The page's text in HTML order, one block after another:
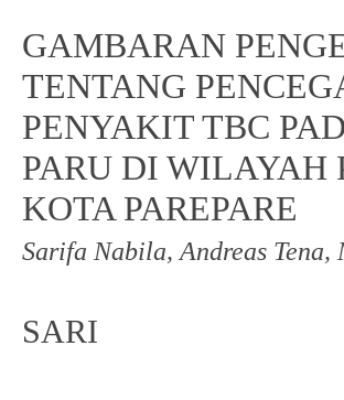
GAMBARAN
TENTANG
PENYAKIT TBC
PARU DI WILAYAH
KOTA PAREPARE
Sarifa Nabila, Andreas
SARI